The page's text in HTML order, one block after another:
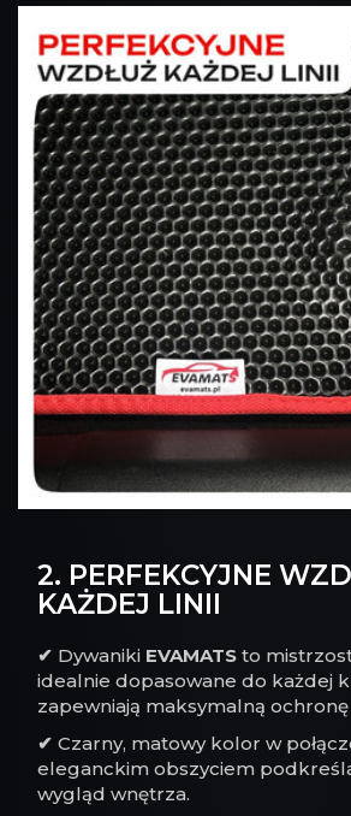
2. PERFEKCYJNE
KAŻDEJ LINII
✔ Dywaniki EVAMATS to
idealnie dopasowane do każdej
zapewniają maksymalną ochronę
✔ Czarny, matowy kolor w
eleganckim obszyciem
wygląd wnętrza.